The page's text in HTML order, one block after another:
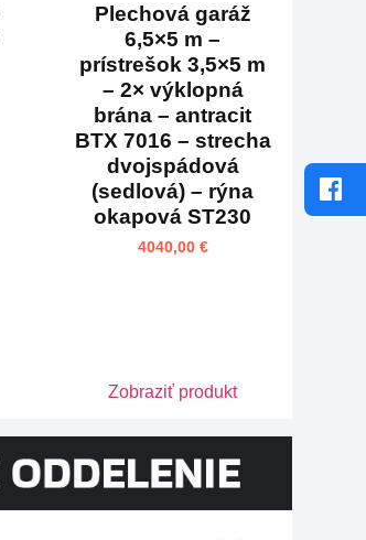
Plechová garáž
6,5×5 m –
prístrešok 3,5×5 m
– 2× výklopná
brána – antracit
BTX 7016 – strecha
dvojspádová
(sedlová) – rýna
okapová ST230
4040,00 €
Zobraziť produkt